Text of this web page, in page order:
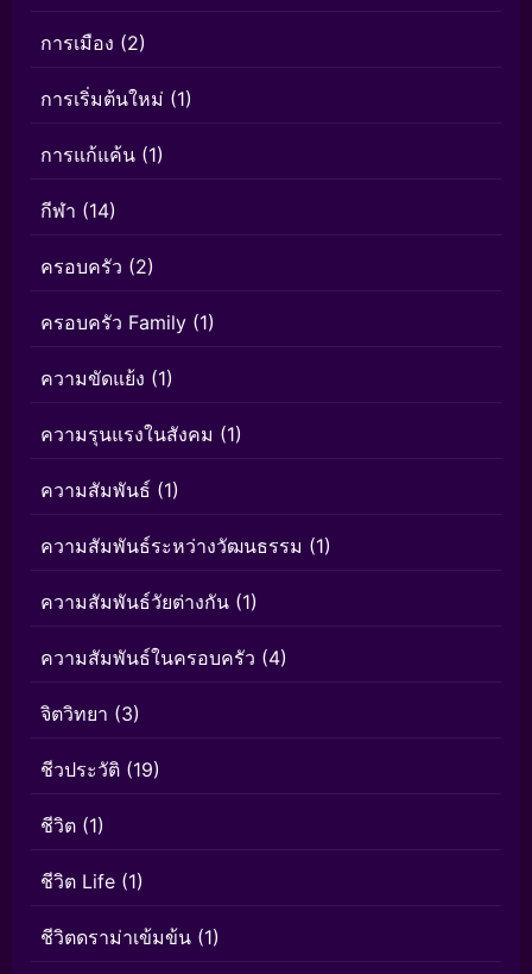
การเมือง (2)
การเริ่มต้นใหม่ (1)
การแก้แค้น (1)
กีฬา (14)
ครอบครัว (2)
ครอบครัว Family (1)
ความขัดแย้ง (1)
ความรุนแรงในสังคม (1)
ความสัมพันธ์ (1)
ความสัมพันธ์ระหว่างวัฒนธรรม (1)
ความสัมพันธ์วัยต่างกัน (1)
ความสัมพันธ์ในครอบครัว (4)
จิตวิทยา (3)
ชีวประวัติ (19)
ชีวิต (1)
ชีวิต Life (1)
ชีวิตดราม่าเข้มข้น (1)